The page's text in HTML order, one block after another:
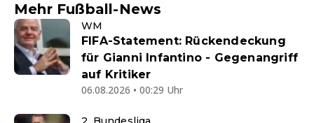
Mehr Fußball-News
WM
FIFA-Statement: Rückendeckung
für Gianni Infantino - Gegenangriff
auf Kritiker
06.08.2026 • 00:29 Uhr